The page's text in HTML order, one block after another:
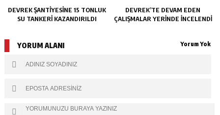
DEVREK ŞANTIYESINE 15 TONLUK
SU TANKERI KAZANDIRILDI
DEVREK’TE DEVAM EDEN
ÇALIŞMALAR YERINDE İNCELENDI
YORUM ALANI Yorum Yok